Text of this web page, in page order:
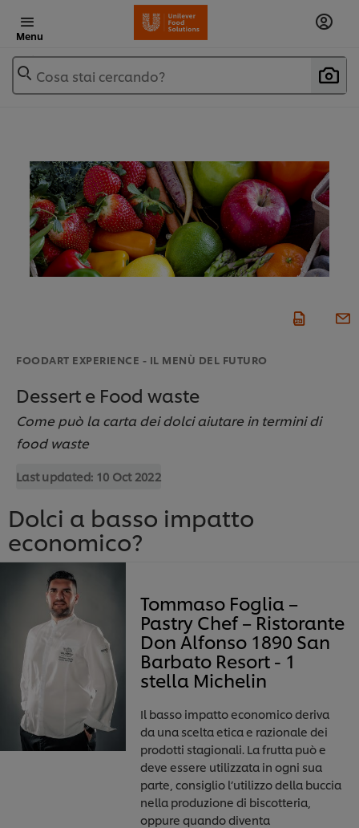
Menu
Cosa stai cercando?
FOODART EXPERIENCE - IL MENÙ DEL FUTURO
Dessert e Food waste
Come può la carta dei dolci aiutare in termini di
food waste
Last updated: 10 Oct 2022
Dolci a basso impatto
economico?
Tommaso Foglia –
Pastry Chef – Ristorante
Don Alfonso 1890 San
Barbato Resort - 1
stella Michelin
Il basso impatto economico deriva
da una scelta etica e razionale dei
prodotti stagionali. La frutta può e
deve essere utilizzata in ogni sua
parte, consiglio l’utilizzo della buccia
nella produzione di biscotteria,
oppure quando diventa